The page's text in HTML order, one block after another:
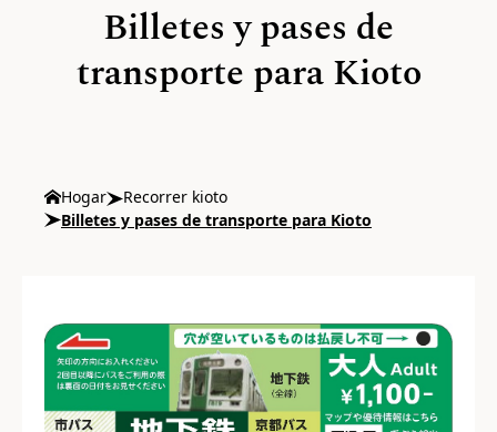
Billetes y pases de
transporte para Kioto
Hogar
Recorrer kioto
Billetes y pases de transporte para Kioto